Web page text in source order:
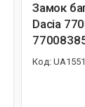
Замок
Dacia